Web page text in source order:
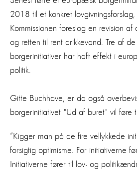
2018 til et konkret lovgivningsforslag,
Kommissionen foreslog en revision af
og retten til rent drikkevand. Tre af
borgerinitiativer har haft effekt i
politik.
Gitte Buchhave, er da også
borgerinitiativet "Ud af buret" vil føre
”Kigger man på de fire vellykkede
forsigtig optimisme. For initiativerne
Initiativerne fører til lov- og